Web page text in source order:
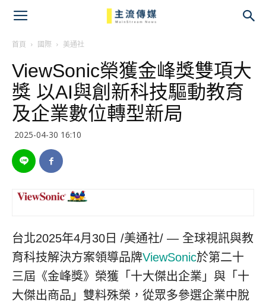
首頁 國際 美通社
ViewSonic榮獲金峰獎雙項大
獎 以AI與創新科技驅動教育
及企業數位轉型新局
2025-04-30 16:10
台北2025年4月30日 /美通社/ — 全球視訊與教
育科技解決方案領導品牌ViewSonic於第二十
三屆《金峰獎》榮獲「十大傑出企業」與「十
大傑出商品」雙料殊榮，從眾多參選企業中脫